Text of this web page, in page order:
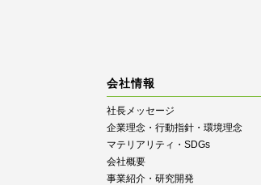
会社情報
社長メッセージ
企業理念・行動指針・環境理念
マテリアリティ・SDGs
会社概要
事業紹介・研究開発